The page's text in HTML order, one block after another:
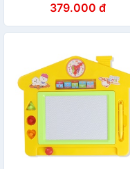
379.000 đ